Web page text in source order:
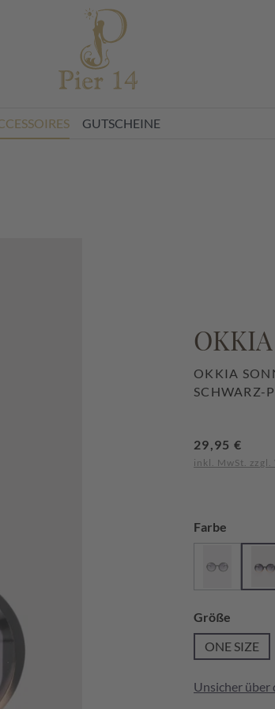
GUTSCHEINE
OKKIA
SCHWARZ-
OKKIA
Regulärer Preis:
29,95 €
inkl. MwSt. zzgl.
Farbe
Black
(Diese
Größe
ONE SIZE
Unsicher über